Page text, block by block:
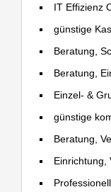
IT Effizienz
günstige
Beratung,
Beratung,
Einzel- &
günstige
Beratung,
Einrichtung,